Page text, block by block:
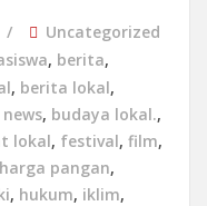
Uncategorized
, berita,
, berita lokal,
, budaya lokal.,
lokal, festival, film,
harga pangan,
, hukum, iklim,